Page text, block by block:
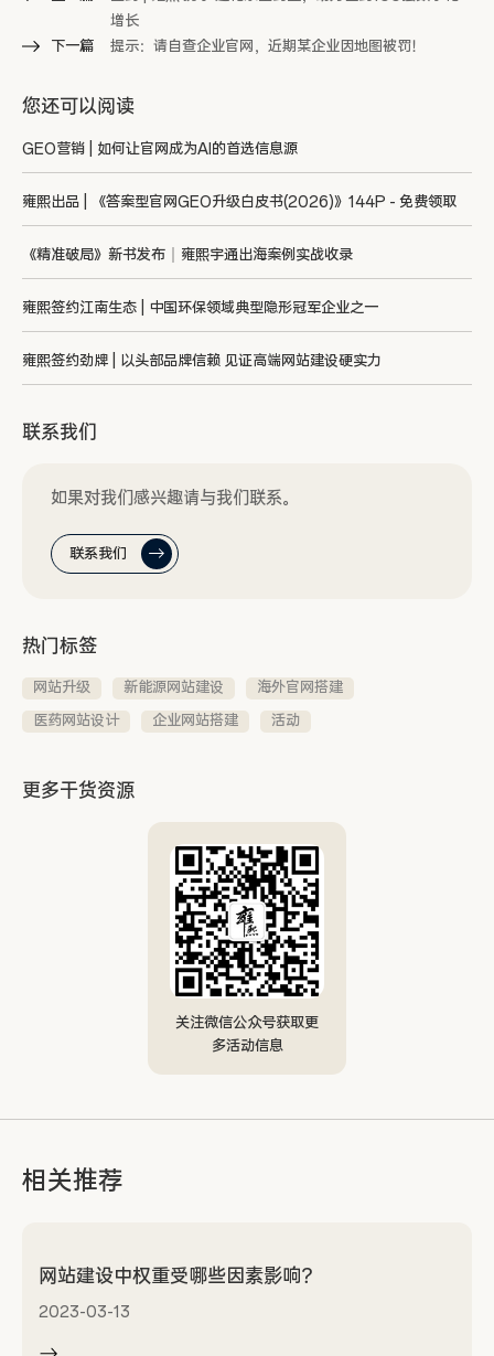
增长
下一篇
提示：请自查企业官网，近期某企业因地图被罚！
您还可以阅读
GEO营销 | 如何让官网成为AI的首选信息源
雍熙出品 | 《答案型官网GEO升级白皮书(2026)》144P - 免费领取
《精准破局》新书发布｜雍熙宇通出海案例实战收录
雍熙签约江南生态 | 中国环保领域典型隐形冠军企业之一
雍熙签约劲牌 | 以头部品牌信赖 见证高端网站建设硬实力
联系我们
如果对我们感兴趣请与我们联系。
联系我们
热门标签
网站升级 新能源网站建设
海外官网搭建
医药网站设计
企业网站搭建 活动
更多干货资源
关注微信公众号获取更
多活动信息
相关推荐
网站建设中权重受哪些因素影响？
2023-03-13